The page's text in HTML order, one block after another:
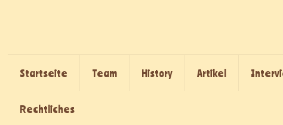
Startseite Team History Artikel
Rechtliches